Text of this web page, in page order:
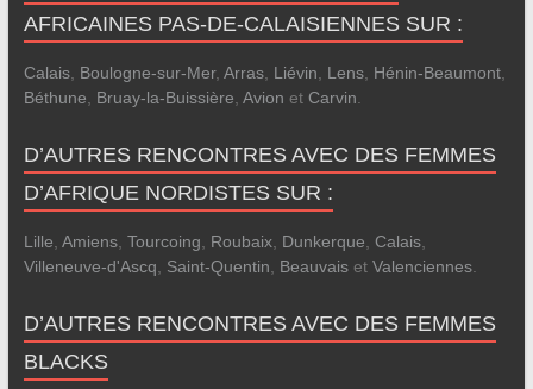
AFRICAINES PAS-DE-CALAISIENNES SUR :
Calais, Boulogne-sur-Mer, Arras, Liévin, Lens, Hénin-Beaumont,
Béthune, Bruay-la-Buissière, Avion et Carvin.
D’AUTRES RENCONTRES AVEC DES FEMMES
D’AFRIQUE NORDISTES SUR :
Lille, Amiens, Tourcoing, Roubaix, Dunkerque, Calais,
Villeneuve-d'Ascq, Saint-Quentin, Beauvaiset Valenciennes.
D’AUTRES RENCONTRES AVEC DES FEMMES
BLACKS